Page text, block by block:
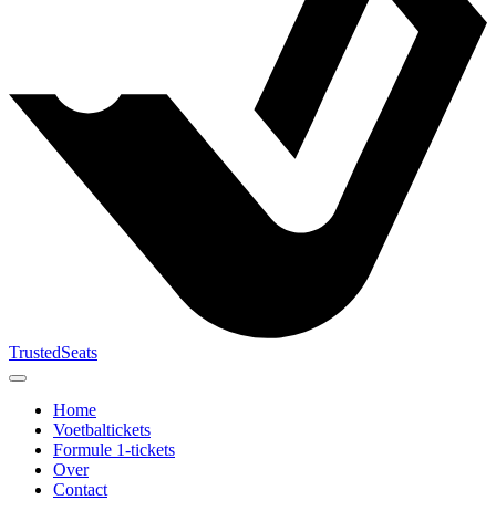
TrustedSeats
Home
Voetbaltickets
Formule 1-tickets
Over
Contact